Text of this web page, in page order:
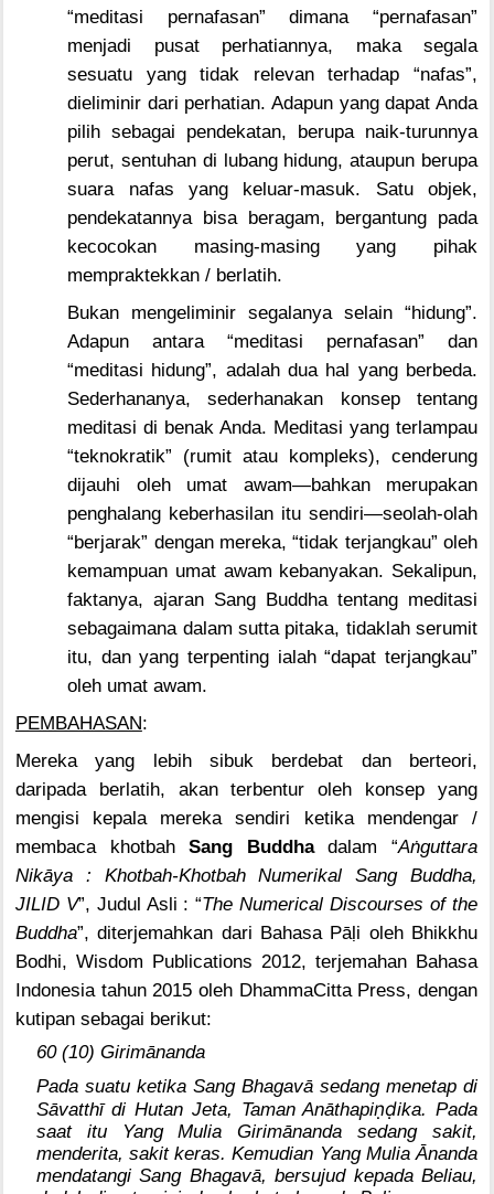
“meditasi pernafasan” dimana “pernafasan”
menjadi pusat perhatiannya, maka segala
sesuatu yang tidak relevan terhadap “nafas”,
dieliminir dari perhatian. Adapun yang dapat Anda
pilih sebagai pendekatan, berupa naik-turunnya
perut, sentuhan di lubang hidung, ataupun berupa
suara nafas yang keluar-masuk. Satu objek,
pendekatannya bisa beragam, bergantung pada
kecocokan masing-masing yang pihak
mempraktekkan / berlatih.
Bukan mengeliminir segalanya selain “hidung”.
Adapun antara “meditasi pernafasan” dan
“meditasi hidung”, adalah dua hal yang berbeda.
Sederhananya, sederhanakan konsep tentang
meditasi di benak Anda. Meditasi yang terlampau
“teknokratik” (rumit atau kompleks), cenderung
dijauhi oleh umat awam—bahkan merupakan
penghalang keberhasilan itu sendiri—seolah-olah
“berjarak” dengan mereka, “tidak terjangkau” oleh
kemampuan umat awam kebanyakan. Sekalipun,
faktanya, ajaran Sang Buddha tentang meditasi
sebagaimana dalam sutta pitaka, tidaklah serumit
itu, dan yang terpenting ialah “dapat terjangkau”
oleh umat awam.
PEMBAHASAN:
Mereka yang lebih sibuk berdebat dan berteori,
daripada berlatih, akan terbentur oleh konsep yang
mengisi kepala mereka sendiri ketika mendengar /
membaca khotbahSang Buddhadalam “Aṅguttara
Nikāya : Khotbah-Khotbah Numerikal Sang Buddha,
JILID V”, Judul Asli : “The Numerical Discourses of the
Buddha”, diterjemahkan dari Bahasa Pāḷi oleh Bhikkhu
Bodhi, Wisdom Publications 2012, terjemahan Bahasa
Indonesia tahun 2015 oleh DhammaCitta Press, dengan
kutipan sebagai berikut:
60 (10) Girimānanda
Pada suatu ketika Sang Bhagavā sedang menetap di
Sāvatthī di Hutan Jeta, Taman Anāthapiṇḍika. Pada
saat itu Yang Mulia Girimānanda sedang sakit,
menderita, sakit keras. Kemudian Yang Mulia Ānanda
mendatangi Sang Bhagavā, bersujud kepada Beliau,